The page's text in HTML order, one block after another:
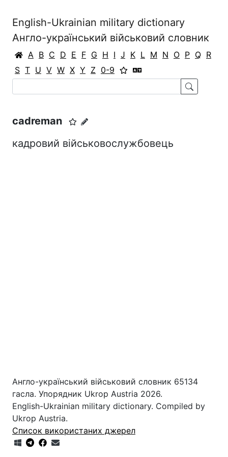
English-Ukrainian military dictionary
Англо-український військовий словник
A B C D E F G H I J K L M N O P Q R
S T U V W X Y Z 0-9
cadreman
кадровий військовослужбовець
Англо-український військовий словник 65134
гасла. Упорядник Ukrop Austria 2026.
English-Ukrainian military dictionary. Compiled by
Ukrop Austria.
Список використаних джерел